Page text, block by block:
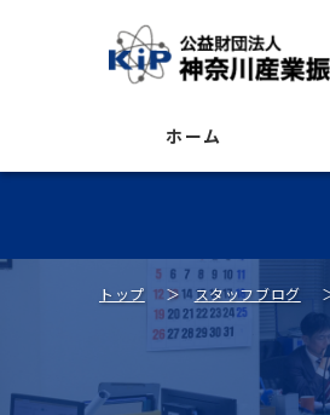
ホーム
トップ スタッフブログ